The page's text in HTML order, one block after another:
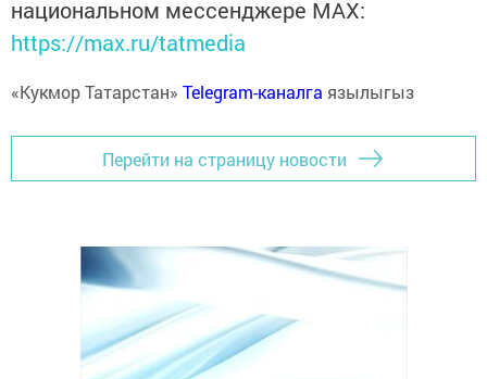
национальном мессенджере MАХ:
https://max.ru/tatmedia
«Кукмор Татарстан» Telegram-каналга язылыгыз
Перейти на страницу новости